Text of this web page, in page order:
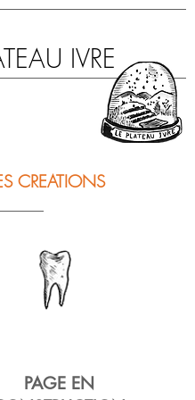
IVRE
CREATIONS
PAGE EN